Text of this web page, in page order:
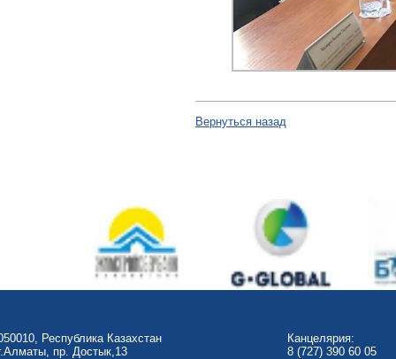
Вернуться назад
Республика Казахстан
пр. Достык,13
Канцелярия:
8 (727) 390 60 05